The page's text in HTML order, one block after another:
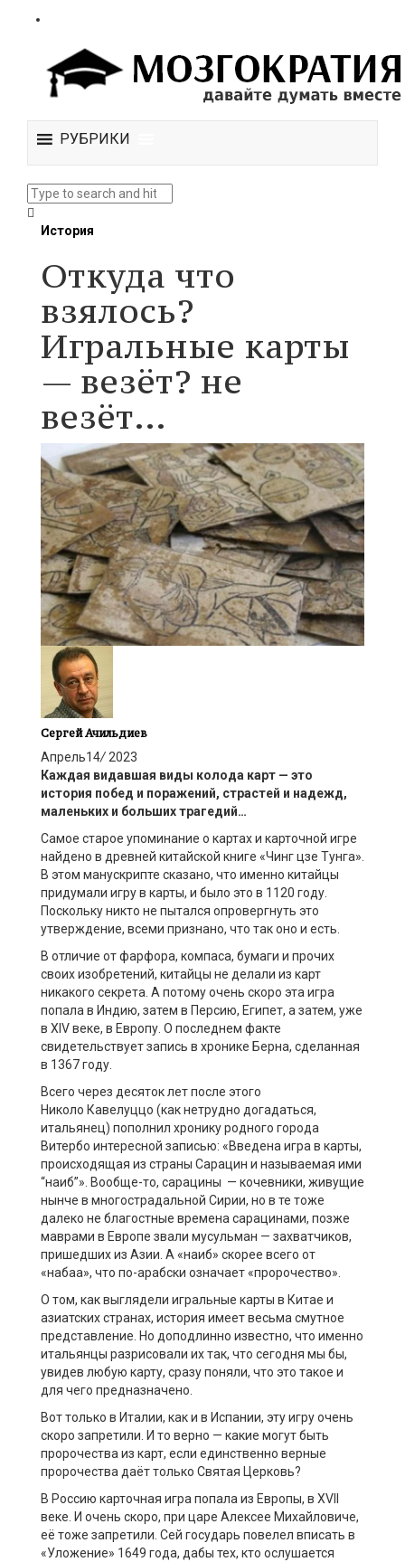
РУБРИКИ
История
Откуда что
взялось?
Игральные карты
— везёт? не
везёт…
Сергей Ачильдиев
Апрель14/ 2023
Каждая видавшая виды колода карт — это
история побед и поражений, страстей и надежд,
маленьких и больших трагедий…
Самое старое упоминание о картах и карточной игре
найдено в древней китайской книге «Чинг цзе Тунга».
В этом манускрипте сказано, что именно китайцы
придумали игру в карты, и было это в 1120 году.
Поскольку никто не пытался опровергнуть это
утверждение, всеми признано, что так оно и есть.
В отличие от фарфора, компаса, бумаги и прочих
своих изобретений, китайцы не делали из карт
никакого секрета. А потому очень скоро эта игра
попала в Индию, затем в Персию, Египет, а затем, уже
в XIV веке, в Европу. О последнем факте
свидетельствует запись в хронике Берна, сделанная
в 1367 году.
Всего через десяток лет после этого
Николо Кавелуццо (как нетрудно догадаться,
итальянец) пополнил хронику родного города
Витербо интересной записью: «Введена игра в карты,
происходящая из страны Сарацин и называемая ими
“наиб”». Вообще-то, сарацины — кочевники, живущие
нынче в многострадальной Сирии, но в те тоже
далеко не благостные времена сарацинами, позже
маврами в Европе звали мусульман — захватчиков,
пришедших из Азии. А «наиб» скорее всего от
«набаа», что по-арабски означает «пророчество».
О том, как выглядели игральные карты в Китае и
азиатских странах, история имеет весьма смутное
представление. Но доподлинно известно, что именно
итальянцы разрисовали их так, что сегодня мы бы,
увидев любую карту, сразу поняли, что это такое и
для чего предназначено.
Вот только в Италии, как и в Испании, эту игру очень
скоро запретили. И то верно — какие могут быть
пророчества из карт, если единственно верные
пророчества даёт только Святая Церковь?
В Россию карточная игра попала из Европы, в XVII
веке. И очень скоро, при царе Алексее Михайловиче,
её тоже запретили. Сей государь повелел вписать в
«Уложение» 1649 года, дабы тех, кто ослушается